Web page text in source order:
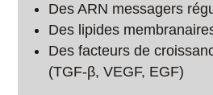
Des ARN messagers
Des lipides
Des facteurs de
(TGF-β, VEGF, EGF)